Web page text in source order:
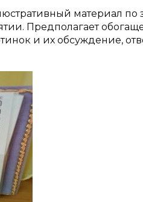
материал по
Предполагает
и их обсуждение,